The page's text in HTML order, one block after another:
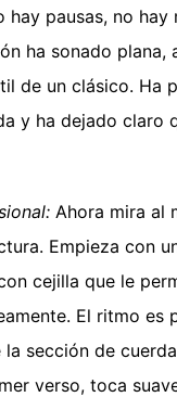
hay pausas, no hay
ha sonado plana,
de un clásico. Ha
y ha dejado claro
Ahora mira al
Empieza con
cejilla que le
El ritmo es
sección de
verso, toca